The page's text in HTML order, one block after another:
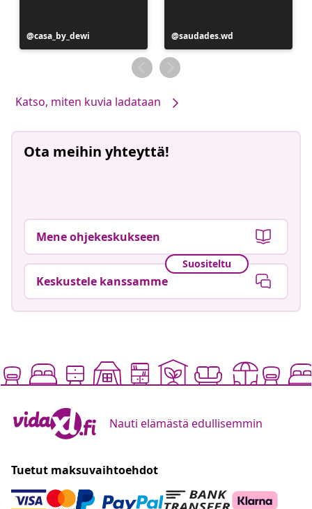
Julkaissut
casa_by_dewi Julkaissut
saudades.wd
Katso, miten kuvia ladataan
Ota meihin yhteyttä!
Mene ohjekeskukseen
Suositeltu
Keskustele kanssamme
Nauti elämästä edullisemmin
Tuetut maksuvaihtoehdot